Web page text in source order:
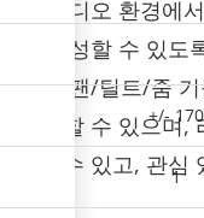
스튜디오 환경에
를 생성할 수 있도
하는 팬/틸트/줌
조절할 수 있으며,
적할 수 있고, 관심
니다.
+/- 170
1